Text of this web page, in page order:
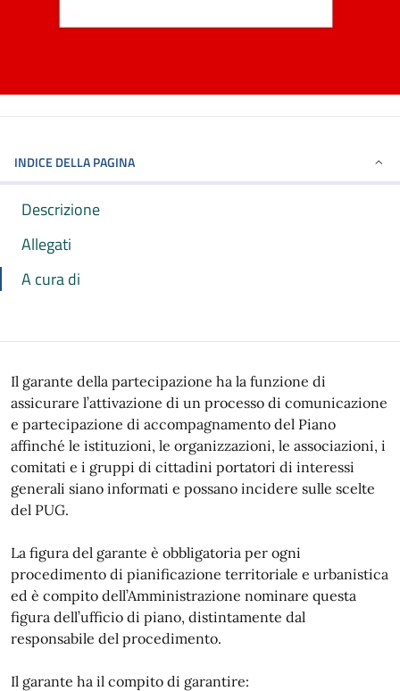
INDICE DELLA PAGINA
Descrizione
Allegati
A cura di
Il garante della partecipazione ha la funzione di
assicurare l’attivazione di un processo di comunicazione
e partecipazione di accompagnamento del Piano
affinché le istituzioni, le organizzazioni, le associazioni, i
comitati e i gruppi di cittadini portatori di interessi
generali siano informati e possano incidere sulle scelte
del PUG.
La figura del garante è obbligatoria per ogni
procedimento di pianificazione territoriale e urbanistica
ed è compito dell’Amministrazione nominare questa
figura dell’ufficio di piano, distintamente dal
responsabile del procedimento.
Il garante ha il compito di garantire: